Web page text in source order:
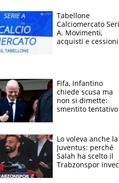
Tabellone
Calciomercato
A. Movimenti,
acquisti e cessioni:
Fifa, Infantino
chiede scusa ma
non si dimette:
smentito tentativo
Lo voleva anche la
Juventus: perché
Salah ha scelto il
Trabzonspor